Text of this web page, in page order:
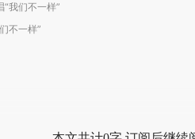
我们不一样”
不一样”